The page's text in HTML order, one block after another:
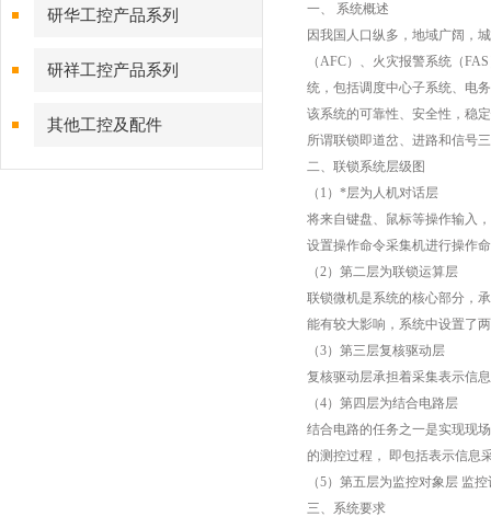
研华工控产品系列
研祥工控产品系列
其他工控及配件
一、 系统概述
因我国人口纵多，地域广阔，
（AFC）、火灾报警系统（
统，包括调度中心子系统、电
该系统的可靠性、安全性，稳
所谓联锁即道岔、进路和信号
二、联锁系统层级图
（1）*层为人机对话层
将来自键盘、鼠标等操作输入
设置操作命令采集机进行操作
（2）第二层为联锁运算层
联锁微机是系统的核心部分，
能有较大影响，系统中设置了
（3）第三层复核驱动层
复核驱动层承担着采集表示信
（4）第四层为结合电路层
结合电路的任务之一是实现现
的测控过程， 即包括表示信息
（5）第五层为监控对象层 监
三、系统要求